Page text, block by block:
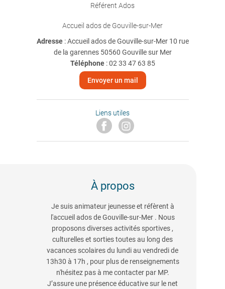
Référent Ados
Accueil ados de Gouville-sur-Mer
Adresse : Accueil ados de Gouville-sur-Mer 10 rue
de la garennes 50560 Gouville sur Mer
Téléphone:02 33 47 63 85
Envoyer un mail
Liens utiles
À propos
Je suis animateur jeunesse et réfèrent à
l'accueil ados de Gouville-sur-Mer . Nous
proposons diverses activités sportives ,
culturelles et sorties toutes au long des
vacances scolaires du lundi au vendredi de
13h30 à 17h , pour plus de renseignements
n'hésitez pas à me contacter par MP.
J’assure une présence éducative sur le net